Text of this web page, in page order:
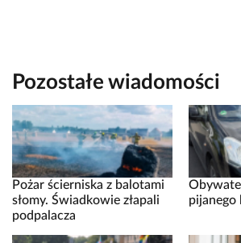
Pozostałe wiadomości
Pożar ścierniska z balotami
słomy. Świadkowie złapali
podpalacza
pijanego